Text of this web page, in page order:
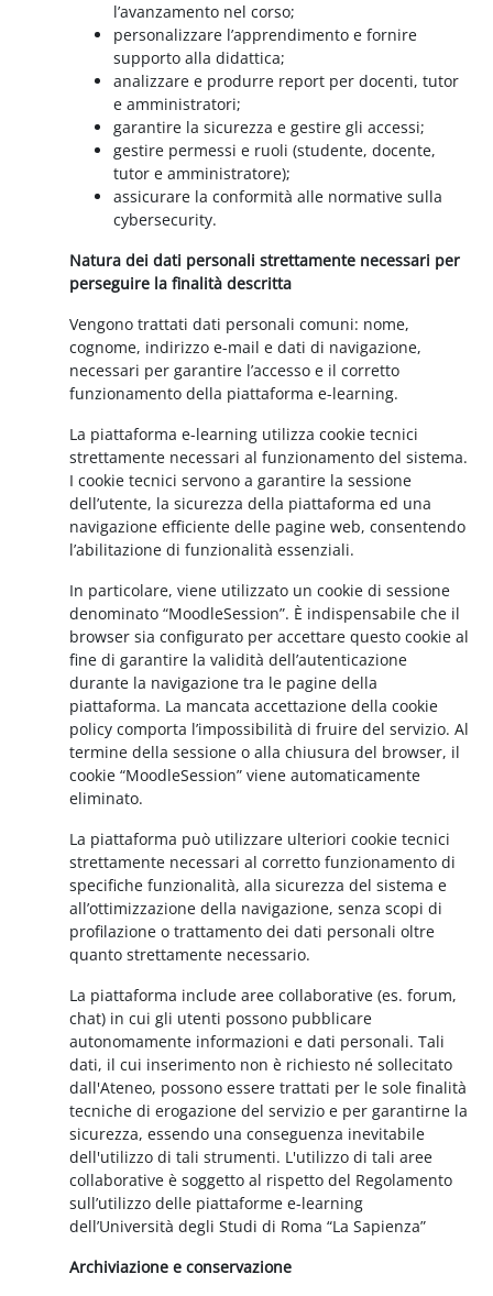
l’avanzamento nel corso;
personalizzare l’apprendimento e fornire
supporto alla didattica;
analizzare e produrre report per docenti, tutor
e amministratori;
garantire la sicurezza e gestire gli accessi;
gestire permessi e ruoli (studente, docente,
tutor e amministratore);
assicurare la conformità alle normative sulla
cybersecurity.
Natura dei dati personali strettamente necessari per
perseguire la finalità descritta
Vengono trattati dati personali comuni: nome,
cognome, indirizzo e-mail e dati di navigazione,
necessari per garantire l’accesso e il corretto
funzionamento della piattaforma e-learning.
La piattaforma e-learning utilizza cookie tecnici
strettamente necessari al funzionamento del sistema.
I cookie tecnici servono a garantire la sessione
dell’utente, la sicurezza della piattaforma ed una
navigazione efficiente delle pagine web, consentendo
l’abilitazione di funzionalità essenziali.
In particolare, viene utilizzato un cookie di sessione
denominato “MoodleSession”. È indispensabile che il
browser sia configurato per accettare questo cookie al
fine di garantire la validità dell’autenticazione
durante la navigazione tra le pagine della
piattaforma. La mancata accettazione della cookie
policy comporta l’impossibilità di fruire del servizio. Al
termine della sessione o alla chiusura del browser, il
cookie “MoodleSession” viene automaticamente
eliminato.
La piattaforma può utilizzare ulteriori cookie tecnici
strettamente necessari al corretto funzionamento di
specifiche funzionalità, alla sicurezza del sistema e
all’ottimizzazione della navigazione, senza scopi di
profilazione o trattamento dei dati personali oltre
quanto strettamente necessario.
La piattaforma include aree collaborative (es. forum,
chat) in cui gli utenti possono pubblicare
autonomamente informazioni e dati personali. Tali
dati, il cui inserimento non è richiesto né sollecitato
dall'Ateneo, possono essere trattati per le sole finalità
tecniche di erogazione del servizio e per garantirne la
sicurezza, essendo una conseguenza inevitabile
dell'utilizzo di tali strumenti. L'utilizzo di tali aree
collaborative è soggetto al rispetto del Regolamento
sull’utilizzo delle piattaforme e-learning
dell’Università degli Studi di Roma “La Sapienza”
Archiviazione e conservazione